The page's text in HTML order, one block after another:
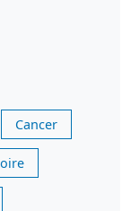
Cancer